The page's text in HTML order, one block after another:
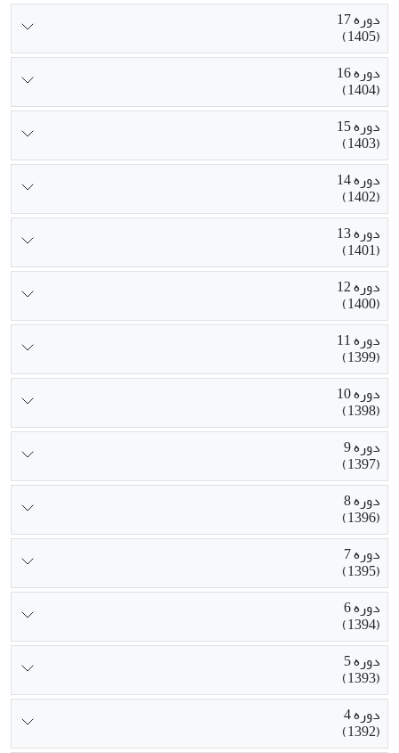
دوره 17
(1405)
دوره 16
(1404)
دوره 15
(1403)
دوره 14
(1402)
دوره 13
(1401)
دوره 12
(1400)
دوره 11
(1399)
دوره 10
(1398)
دوره 9
(1397)
دوره 8
(1396)
دوره 7
(1395)
دوره 6
(1394)
دوره 5
(1393)
دوره 4
(1392)